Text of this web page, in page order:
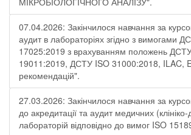
07.04.2026: Закінчилося навчання за
аудит в лабораторіях згідно з вимогами
17025:2019 з врахуванням положень
19011:2019, ДСТУ ISO 31000:2018, ILAC,
рекомендацій".
27.03.2026: Закінчилося навчання за
до акредитації та аудит медичних (клініко-
лабораторій відповідно до вимог ISO